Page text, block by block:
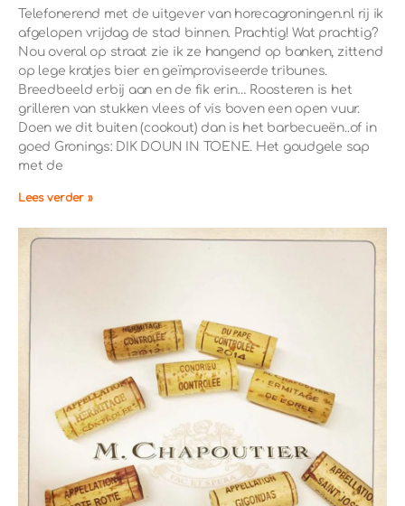
Telefonerend met de uitgever van horecagroningen.nl rij ik
afgelopen vrijdag de stad binnen. Prachtig! Wat prachtig?
Nou overal op straat zie ik ze hangend op banken, zittend
op lege kratjes bier en geïmproviseerde tribunes.
Breedbeeld erbij aan en de fik erin… Roosteren is het
grilleren van stukken vlees of vis boven een open vuur.
Doen we dit buiten (cookout) dan is het barbecueën..of in
goed Gronings: DIK DOUN IN TOENE. Het goudgele sap
met de
Lees verder »